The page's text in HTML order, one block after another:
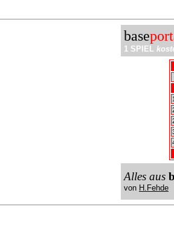
base
1 SPIEL
Alles aus
von H.Fehde